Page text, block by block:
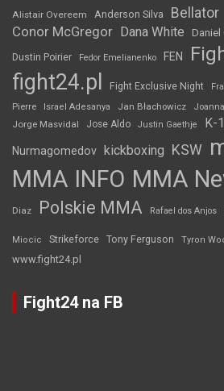
Alistair Overeem Anderson Silva Bellator
Conor McGregor Dana White Daniel
Dustin Poirier Fedor Emelianenko FEN
fight24.pl Fight Exclusive Night
Pierre
Israel Adesanya Jan Błachowicz
Jorge Masvidal Jose Aldo Justin Gaethje K-1
Nurmagomedov kickboxing KSW
MMA INFO MMA
Diaz Polskie MMA Rafael dos Anjos
Miocic Strikeforce Tony Ferguson Tyron
www.fight24.pl
Fight24 na FB